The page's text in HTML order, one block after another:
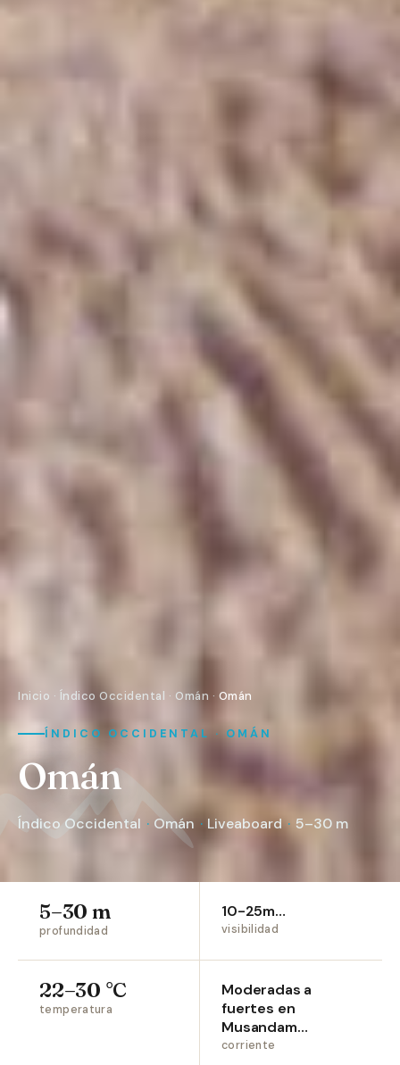
Inicio · Índico Occidental · Omán · Omán
ÍNDICO OCCIDENTAL · OMÁN
Omán
Índico Occidental · Omán · Liveaboard · 5–30 m
5–30 m
profundidad
10-25m…
visibilidad
22–30 °C
temperatura
Moderadas a
fuertes en
Musandam…
corriente